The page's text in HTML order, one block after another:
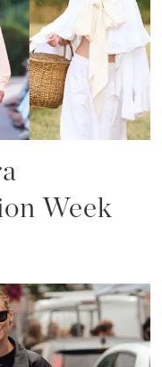
Week